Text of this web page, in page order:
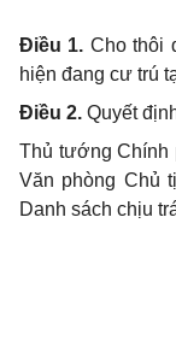
Điều 1. Cho thôi
hiện đang cư trú
Điều 2. Quyết
Thủ tướng Chính
Văn phòng Chủ
Danh sách chịu